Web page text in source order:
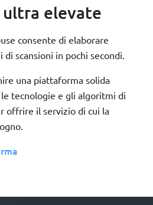
elevate
consente di elaborare
scansioni in pochi secondi.
una piattaforma solida
le tecnologie e gli algoritmi di
offrire il servizio di cui la